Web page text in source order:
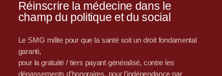
Réinscrire la médecine dans le
champ du politique et du social
Le SMG milite pour que la santé soit un droit fondamental
garanti,
pour la gratuité / tiers payant généralisé, contre les
dépassements d’honoraires, pour l’indépendance par